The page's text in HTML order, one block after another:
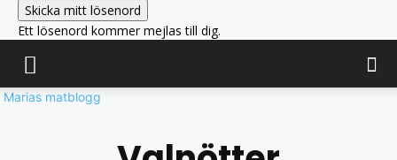
Ett lösenord kommer mejlas till dig.
Marias matblogg